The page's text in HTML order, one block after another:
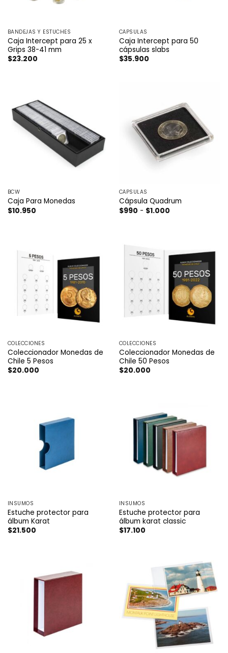
BANDEJAS Y ESTUCHES
Caja Intercept para 25 x
Grips 38-41 mm
$23.200
CÁPSULAS
Caja Intercept para 50
cápsulas slabs
$35.900
BCW
Caja Para Monedas
$10.950
CÁPSULAS
Cápsula Quadrum
$990 - $1.000Rango
COLECCIONES
Coleccionador Monedas de
Chile 5 Pesos
$20.000
COLECCIONES
Coleccionador Monedas de
Chile 50 Pesos
$20.000
INSUMOS
Estuche protector para
álbum Karat
$21.500
INSUMOS
Estuche protector para
álbum karat classic
$17.100